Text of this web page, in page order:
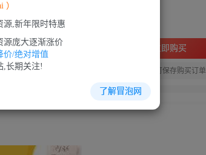
SVIP会员
免费
立即购买
您当前未登录！建议登陆后购买，可保存购买订单
）
源,新年限时特惠
源庞大逐渐涨价
价/绝对增值
,长期关注!
了解冒泡网